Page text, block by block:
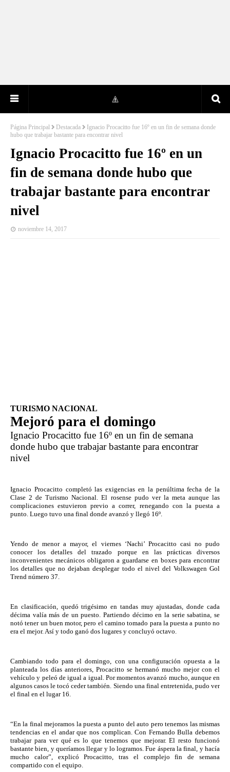
Página Principal Destacada
Ignacio Procacitto fue 16º en un fin de semana donde
hubo que trabajar bastante para encontrar nivel
Ignacio Procacitto fue 16º en un
fin de semana donde hubo que
trabajar bastante para encontrar
nivel
noviembre 14, 2017
TURISMO NACIONAL
Mejoró para el domingo
Ignacio Procacitto fue 16º en un fin de semana
donde hubo que trabajar bastante para encontrar
nivel
Ignacio Procacitto completó las exigencias en la penúltima fecha de la
Clase 2 de Turismo Nacional. El rosense pudo ver la meta aunque las
complicaciones estuvieron previo a correr, renegando con la puesta a
punto. Luego tuvo una final donde avanzó y llegó 16º.
Yendo de menor a mayor, el viernes ‘Nachi’ Procacitto casi no pudo
conocer los detalles del trazado porque en las prácticas diversos
inconvenientes mecánicos obligaron a guardarse en boxes para encontrar
los detalles que no dejaban desplegar todo el nivel del Volkswagen Gol
Trend número 37.
En clasificación, quedó trigésimo en tandas muy ajustadas, donde cada
décima valía más de un puesto. Partiendo décimo en la serie sabatina, se
notó tener un buen motor, pero el camino tomado para la puesta a punto no
era el mejor. Así y todo ganó dos lugares y concluyó octavo.
Cambiando todo para el domingo, con una configuración opuesta a la
planteada los días anteriores, Procacitto se hermanó mucho mejor con el
vehículo y peleó de igual a igual. Por momentos avanzó mucho, aunque en
algunos casos le tocó ceder también. Siendo una final entretenida, pudo ver
el final en el lugar 16.
“En la final mejoramos la puesta a punto del auto pero tenemos las mismas
tendencias en el andar que nos complican. Con Fernando Bulla debemos
trabajar para ver qué es lo que tenemos que mejorar. El resto funcionó
bastante bien, y queríamos llegar y lo logramos. Fue áspera la final, y hacía
mucho calor”, explicó Procacitto, tras el complejo fin de semana
compartido con el equipo.